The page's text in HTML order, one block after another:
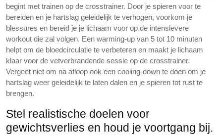
begint met trainen op de crosstrainer. Door je spieren voor te
bereiden en je hartslag geleidelijk te verhogen, voorkom je
blessures en bereid je je lichaam voor op de intensievere
workout die zal volgen. Een warming-up van 5 tot 10 minuten
helpt om de bloedcirculatie te verbeteren en maakt je lichaam
klaar voor de vetverbrandende sessie op de crosstrainer.
Vergeet niet om na afloop ook een cooling-down te doen om je
hartslag weer geleidelijk te laten dalen en je spieren tot rust te
brengen.
Stel realistische doelen voor
gewichtsverlies en houd je voortgang bij.